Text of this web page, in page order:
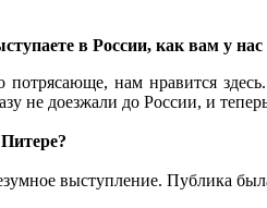
в России, как вам у нас
потрясающе, нам нравится
не доезжали до России, и
выступление. Публика